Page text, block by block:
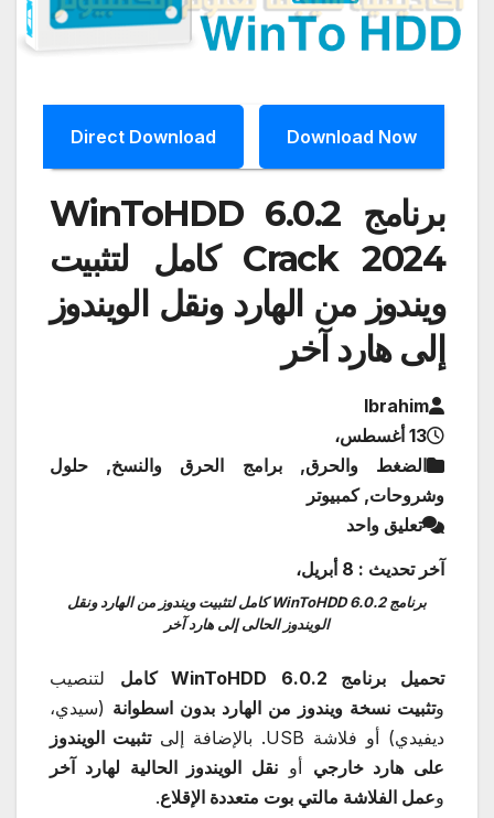
Download Now
Direct Download
برنامج WinToHDD 6.0.2
Crack 2024 كامل لتثبيت
ويندوز من الهارد ونقل الويندوز
إلى هارد آخر
Ibrahim
13 أغسطس،
الضغط والحرق, برامج الحرق والنسخ, حلول
وشروحات, كمبيوتر
تعليق واحد
آخر تحديث : 8 أبريل،
برنامج WinToHDD 6.0.2 كامل لتثبيت ويندوز من الهارد ونقل
الويندوز الحالى إلى هارد آخر
تحميل برنامج WinToHDD 6.0.2 كامل
لتنصيب
وتثبيت نسخة ويندوز من الهارد بدون اسطوانة (سيدي،
ديفيدي) أو فلاشة USB. بالإضافة إلى
تثبيت الويندوز
على هارد خارجي أو نقل الويندوز الحالية لهارد آخر
وعمل الفلاشة مالتي بوت متعددة الإقلاع.